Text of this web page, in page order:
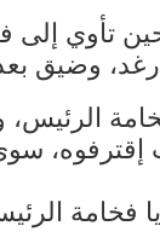
حين تأوي
وضيق
الرئيس،
إقترفوه،